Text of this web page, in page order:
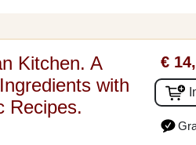
Kitchen. A
with
Recipes.
€